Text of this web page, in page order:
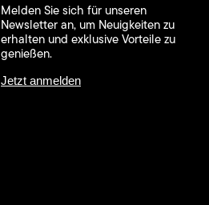
Melden Sie sich für unseren
Newsletter an, um Neuigkeiten zu
erhalten und exklusive Vorteile zu
genießen.
Jetzt anmelden